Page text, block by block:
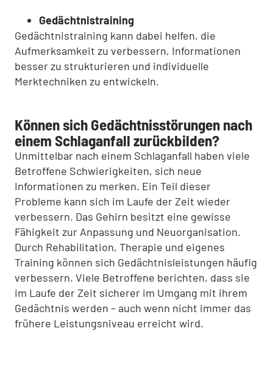
Gedächtnistraining
Gedächtnistraining kann dabei helfen, die
Aufmerksamkeit zu verbessern, Informationen
besser zu strukturieren und individuelle
Merktechniken zu entwickeln.
Können sich Gedächtnisstörungen nach
einem Schlaganfall zurückbilden?
Unmittelbar nach einem Schlaganfall haben viele
Betroffene Schwierigkeiten, sich neue
Informationen zu merken. Ein Teil dieser
Probleme kann sich im Laufe der Zeit wieder
verbessern. Das Gehirn besitzt eine gewisse
Fähigkeit zur Anpassung und Neuorganisation.
Durch Rehabilitation, Therapie und eigenes
Training können sich Gedächtnisleistungen häufig
verbessern. Viele Betroffene berichten, dass sie
im Laufe der Zeit sicherer im Umgang mit ihrem
Gedächtnis werden – auch wenn nicht immer das
frühere Leistungsniveau erreicht wird.